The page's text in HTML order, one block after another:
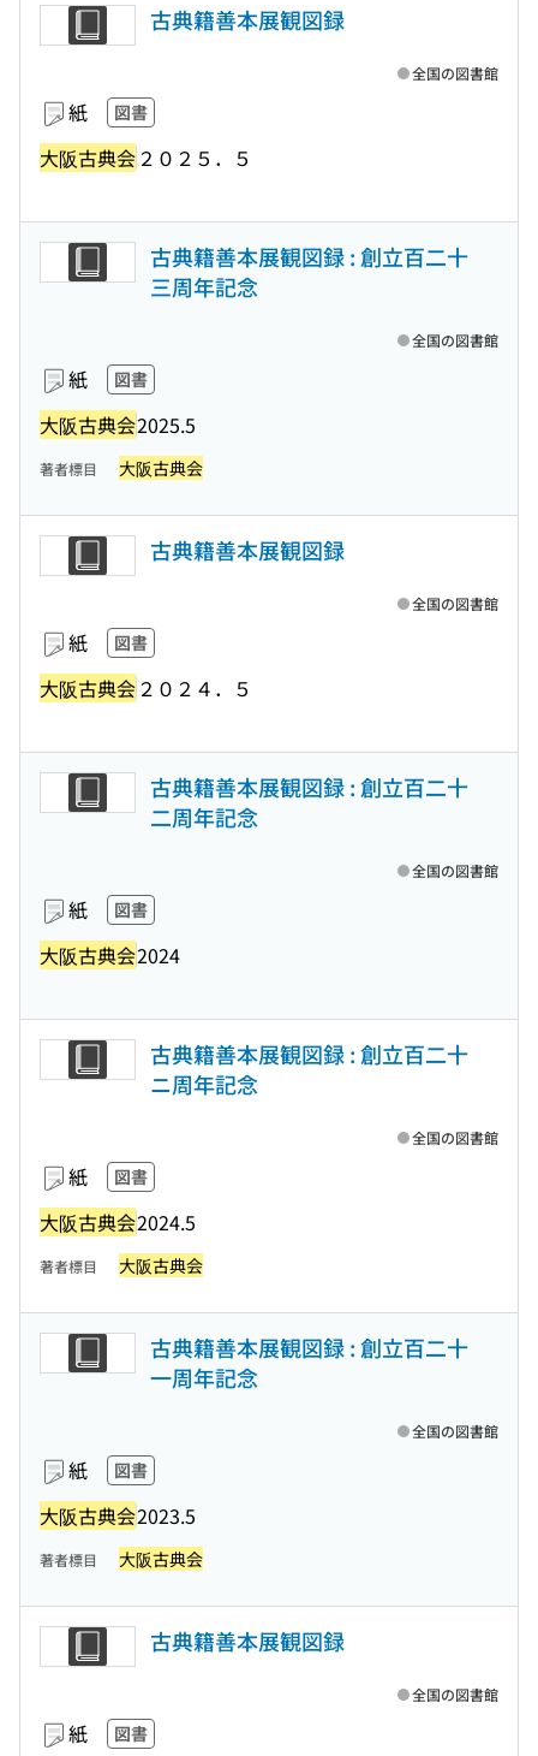
古典籍善本展観図録
紙 図書
大阪古典会 ２０２５．５
全国の図書館
古典籍善本展観図録 : 創立百二十
三周年記念
紙 図書
大阪古典会2025.5
全国の図書館
著者標目 大阪古典会
古典籍善本展観図録
紙 図書
大阪古典会 ２０２４．５
全国の図書館
古典籍善本展観図録 : 創立百二十
二周年記念
紙 図書
大阪古典会2024
全国の図書館
古典籍善本展観図録 : 創立百二十
ニ周年記念
紙 図書
大阪古典会2024.5
全国の図書館
著者標目 大阪古典会
古典籍善本展観図録 : 創立百二十
一周年記念
紙 図書
大阪古典会2023.5
全国の図書館
著者標目 大阪古典会
古典籍善本展観図録
紙 図書
全国の図書館